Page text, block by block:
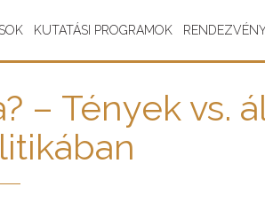
KUTATÁSI PROGRAMOK
– Tények vs.